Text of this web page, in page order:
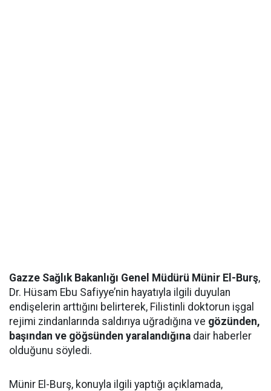
Gazze Sağlık Bakanlığı Genel Müdürü Münir El-Burş,
Dr. Hüsam Ebu Safiyye’nin hayatıyla ilgili duyulan
endişelerin arttığını belirterek, Filistinli doktorun işgal
rejimi zindanlarında saldırıya uğradığına ve gözünden,
başından ve göğsünden yaralandığına dair haberler
olduğunu söyledi.
Münir El-Burş, konuyla ilgili yaptığı açıklamada,